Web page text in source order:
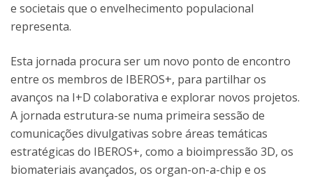
e societais que o envelhecimento populacional
representa.
Esta jornada procura ser um novo ponto de encontro
entre os membros de IBEROS+, para partilhar os
avanços na I+D colaborativa e explorar novos projetos.
A jornada estrutura-se numa primeira sessão de
comunicações divulgativas sobre áreas temáticas
estratégicas do IBEROS+, como a bioimpressão 3D, os
biomateriais avançados, os organ-on-a-chip e os